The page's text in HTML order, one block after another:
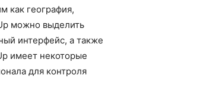
как география,
можно выделить
интерфейс, а также
имеет некоторые
для контроля